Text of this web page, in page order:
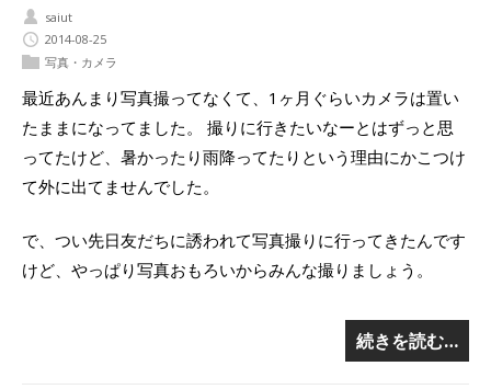
saiut
2014-08-25
写真・カメラ
最近あんまり写真撮ってなくて、1ヶ月ぐらいカメラは置い
たままになってました。 撮りに行きたいなーとはずっと思
ってたけど、暑かったり雨降ってたりという理由にかこつけ
て外に出てませんでした。
で、つい先日友だちに誘われて写真撮りに行ってきたんです
けど、やっぱり写真おもろいからみんな撮りましょう。
続きを読む…